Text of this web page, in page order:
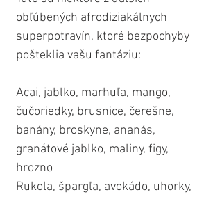
obľúbených afrodiziakálnych
superpotravín, ktoré bezpochyby
pošteklia vašu fantáziu:
Acai, jablko, marhuľa, mango,
čučoriedky, brusnice, čerešne,
banány, broskyne, ananás,
granátové jablko, maliny, figy,
hrozno
Rukola, špargľa, avokádo, uhorky,